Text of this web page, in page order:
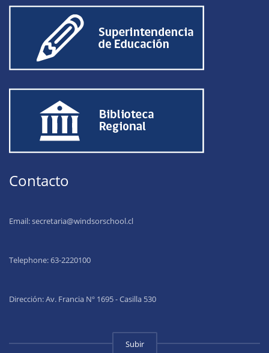
Contacto
Email:secretaria@windsorschool.cl
Telephone: 63-2220100
Dirección: Av. Francia Nº 1695 - Casilla 530
Subir